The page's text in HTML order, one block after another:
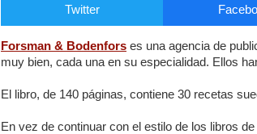
Twitter
Forsman & Bodenfors es una agencia de
muy bien, cada una en su especialidad. Ellos
El libro, de 140 páginas, contiene 30 recetas
En vez de continuar con el estilo de los libros